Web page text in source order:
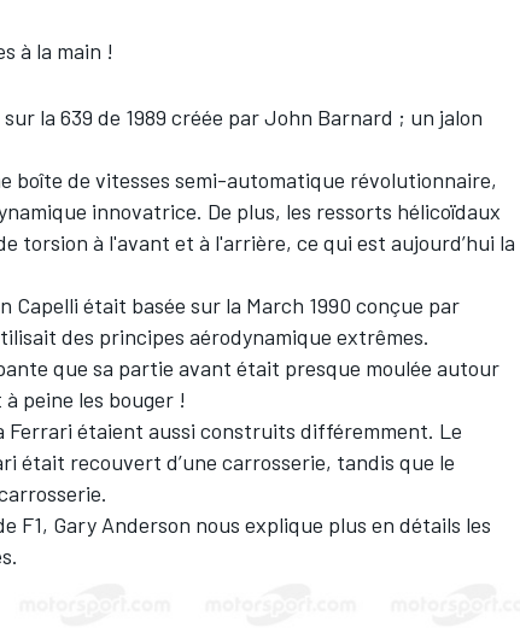
à la main !
la 639 de 1989 créée par John Barnard ; un jalon
boîte de vitesses semi-automatique révolutionnaire,
innovatrice. De plus, les ressorts hélicoïdaux
torsion à l'avant et à l'arrière, ce qui est aujourd’hui la
Capelli était basée sur la March 1990 conçue par
des principes aérodynamique extrêmes.
que sa partie avant était presque moulée autour
peine les bouger !
Ferrari étaient aussi construits différemment. Le
était recouvert d’une carrosserie, tandis que le
F1, Gary Anderson nous explique plus en détails les